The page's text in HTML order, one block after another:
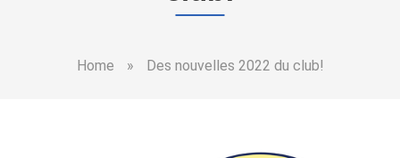
Home » Des nouvelles 2022 du club!